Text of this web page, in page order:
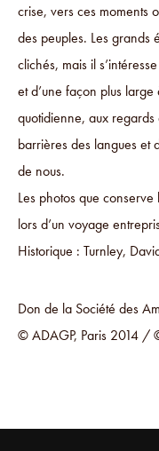
crise, vers ces moments
des peuples. Les grands
clichés, mais il
et d’une façon plus
quotidienne, aux
barrières des langues et
de nous.
Les photos que
lors d’un voyage
Historique : Turnley,
Don de la Société des
© ADAGP, Paris 2014 /